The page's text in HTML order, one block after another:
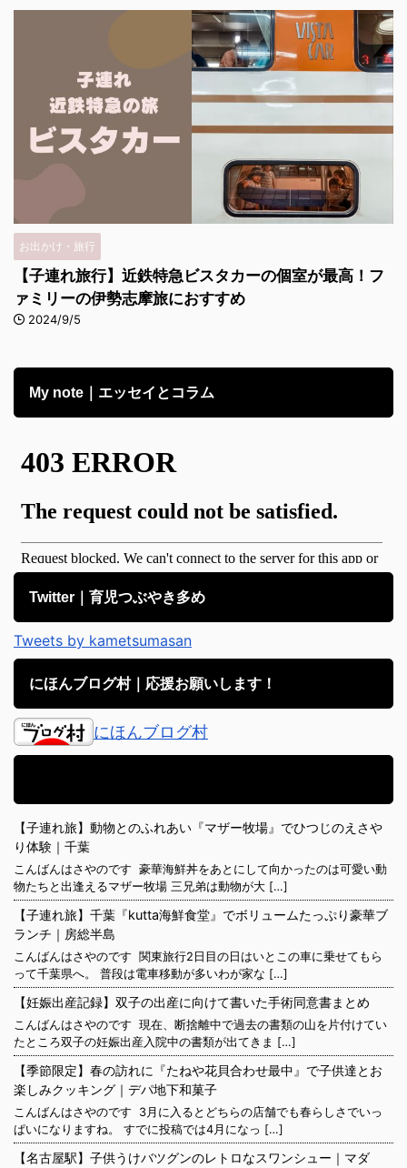
お出かけ・旅行
【子連れ旅行】近鉄特急ビスタカーの個室が最高！フ
ァミリーの伊勢志摩旅におすすめ
2024/9/5
My note｜エッセイとコラム
Twitter｜育児つぶやき多め
Tweets by kametsumasan
にほんブログ村｜応援お願いします！
にほんブログ村
【子連れ旅】動物とのふれあい『マザー牧場』でひつじのえさや
り体験｜千葉
こんばんはさやのです 豪華海鮮丼をあとにして向かったのは可愛い動
物たちと出逢えるマザー牧場 三兄弟は動物が大 […]
【子連れ旅】千葉『kutta海鮮食堂』でボリュームたっぷり豪華ブ
ランチ｜房総半島
こんばんはさやのです 関東旅行2日目の日はいとこの車に乗せてもら
って千葉県へ。 普段は電車移動が多いわが家な […]
【妊娠出産記録】双子の出産に向けて書いた手術同意書まとめ
こんばんはさやのです 現在、断捨離中で過去の書類の山を片付けてい
たところ双子の妊娠出産入院中の書類が出てきま […]
【季節限定】春の訪れに『たねや花貝合わせ最中』で子供達とお
楽しみクッキング｜デパ地下和菓子
こんばんはさやのです 3月に入るとどちらの店舗でも春らしさでいっ
ぱいになりますね。 すでに投稿では4月になっ […]
【名古屋駅】子供うけバツグンのレトロなスワンシュー｜マダ